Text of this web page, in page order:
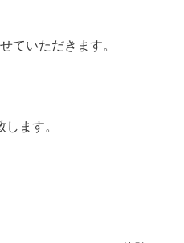
ていただきます。
ます。